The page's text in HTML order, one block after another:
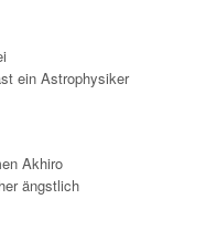
ein Astrophysiker
Akhiro
ängstlich